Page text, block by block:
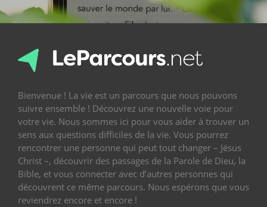
Bienvenue ! La vie est un parcours que nous pouvons
suivre ensemble ! Découvrez une nouvelle voie pour
votre vie. Nous sommes ici pour vous aider à trouver un
sens aux questions difficiles de la vie. Vous pourrez
rencontrer une personne qui peut tout changer – Jésus
Christ –, découvrir des passages de la Parole de Dieu, la
Bible, et vous connecter avec d’autres personnes qui
découvrent ce même parcours. Nous espérons que vous
reviendrez encore et encore !